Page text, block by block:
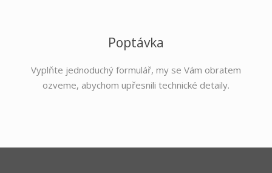
Poptávka
Vyplňte jednoduchý formulář, my se Vám obratem
ozveme, abychom upřesnili technické detaily.